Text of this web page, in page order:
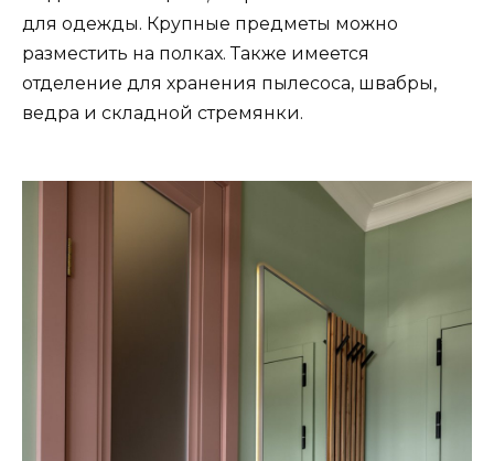
для одежды. Крупные предметы можно
разместить на полках. Также имеется
отделение для хранения пылесоса, швабры,
ведра и складной стремянки.